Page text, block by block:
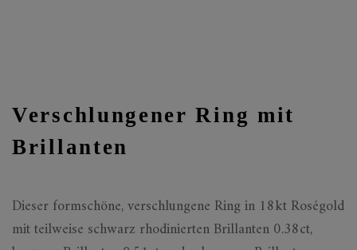
Verschlungener Ring mit
Brillanten
Dieser formschöne, verschlungene Ring in 18kt Roségold
mit teilweise schwarz rhodinierten Brillanten 0.38ct,